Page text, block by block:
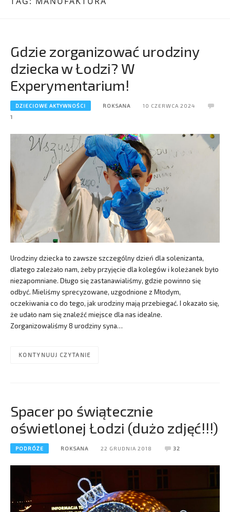
Gdzie zorganizować urodziny
dziecka w Łodzi? W
Experymentarium!
DZIECIOWE AKTYWNOŚCI ROKSANA
10 CZERWCA 2024
1
Urodziny dziecka to zawsze szczególny dzień dla solenizanta,
dlatego zależało nam, żeby przyjęcie dla kolegów i koleżanek było
niezapomniane. Długo się zastanawialiśmy, gdzie powinno się
odbyć. Mieliśmy sprecyzowane, uzgodnione z Młodym,
oczekiwania co do tego, jak urodziny mają przebiegać. I okazało się,
że udało nam się znaleźć miejsce dla nas idealne.
Zorganizowaliśmy 8 urodziny syna…
KONTYNUUJ CZYTANIE
Spacer po świątecznie
oświetlonej Łodzi (dużo zdjęć!!!)
PODRÓŻE ROKSANA 22 GRUDNIA 2018 32